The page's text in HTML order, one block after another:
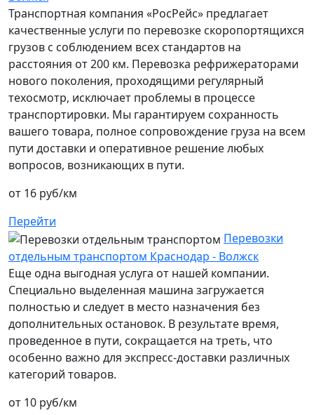
Транспортная компания «РосРейс» предлагает
качественные услуги по перевозке скоропортящихся
грузов с соблюдением всех стандартов на
расстояния от 200 км. Перевозка рефрижераторами
нового поколения, проходящими регулярный
техосмотр, исключает проблемы в процессе
транспортировки. Мы гарантируем сохранность
вашего товара, полное сопровождение груза на всем
пути доставки и оперативное решение любых
вопросов, возникающих в пути.
от 16 руб/км
Перейти
Перевозки
отдельным транспортом Краснодар - Волжск
Еще одна выгодная услуга от нашей компании.
Специально выделенная машина загружается
полностью и следует в место назначения без
дополнительных остановок. В результате время,
проведенное в пути, сокращается на треть, что
особенно важно для экспресс-доставки различных
категорий товаров.
от 10 руб/км